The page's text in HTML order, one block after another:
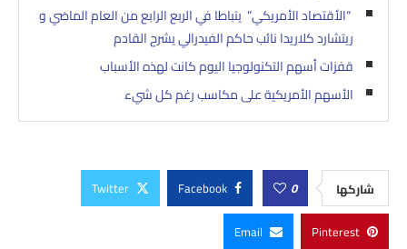
“الأقتصاد الأمريكي” يتباطا في الربع الرابع من العام الماضي و
ريتشارد كلاريدا نائب حاكم الفيدرالي يشرح القادم
قفزات أسهم التكنولوجيا اليوم كانت لهذه الأسباب
الأسهم الأمريكية على مكاسب رغم كل شيء
شاركها 0
Facebook
Twitter
Pinterest
Email